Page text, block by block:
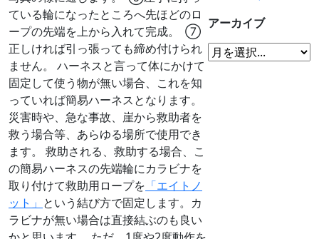
ている輪になったところへ先ほどのロ
ープの先端を上から入れて完成。
⑦
正しければ引っ張っても締め付けられ
ません。 ハーネスと言って体にかけて
固定して使う物が無い場合、これを知
っていれば簡易ハーネスとなります。
災害時や、急な事故、崖から救助者を
救う場合等、あらゆる場所で使用でき
ます。 救助される、救助する場合、こ
の簡易ハーネスの先端輪にカラビナを
取り付けて救助用ロープを 「エイトノ
ット」 という結び方で固定します。カ
ラビナが無い場合は直接結ぶのも良い
アーカイブ